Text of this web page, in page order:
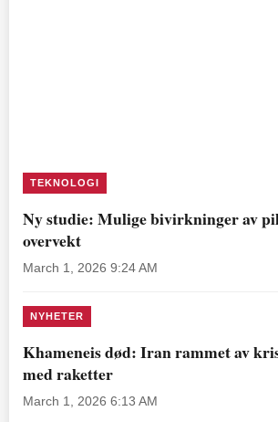
TEKNOLOGI
Ny studie: Mulige bivirkninger av
overvekt
March 1, 2026 9:24 AM
NYHETER
Khameneis død: Iran rammet av
med raketter
March 1, 2026 6:13 AM